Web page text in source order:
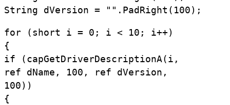
String dVersion = "".PadRight(100);
for (short i = 0; i < 10; i++)
{
if (capGetDriverDescriptionA(i,
ref dName, 100, ref dVersion,
100))
{